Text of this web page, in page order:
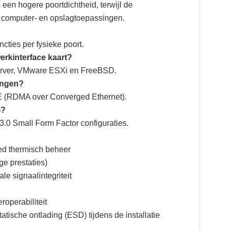
hogere poortdichtheid, terwijl de
en opslagtoepassingen.
per fysieke poort.
kaart?
VMware ESXi en FreeBSD.
over Converged Ethernet).
Small Form Factor configuraties.
thermisch beheer
prestaties)
signaalintegriteit
ontlading (ESD) tijdens de installatie